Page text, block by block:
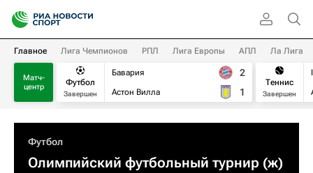
Главное Лига Чемпионов РПЛ Лига Европы АПЛ Ла Лига
Матч-
центр
Футбол
Завершен
Бавария
Астон Вилла
2
1
Теннис
Завершен
Футбол
Олимпийский футбольный турнир (ж)